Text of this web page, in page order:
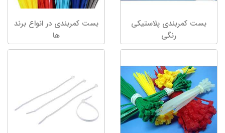
بست کمربندی پلاستیکی
رنگی
بست کمربندی در انواع برند
ها